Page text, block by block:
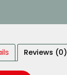
Reviews (0)